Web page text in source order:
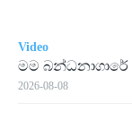
Video
මම බන්ධනාගාරේ
2026-08-08